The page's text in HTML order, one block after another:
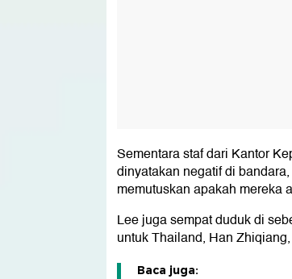
Sementara staf dari Kantor
dinyatakan negatif di
memutuskan apakah mereka
Lee juga sempat duduk di
untuk Thailand, Han
Baca juga: